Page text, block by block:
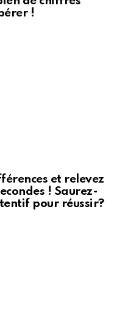
!
et relevez
! Saurez-
pour réussir?